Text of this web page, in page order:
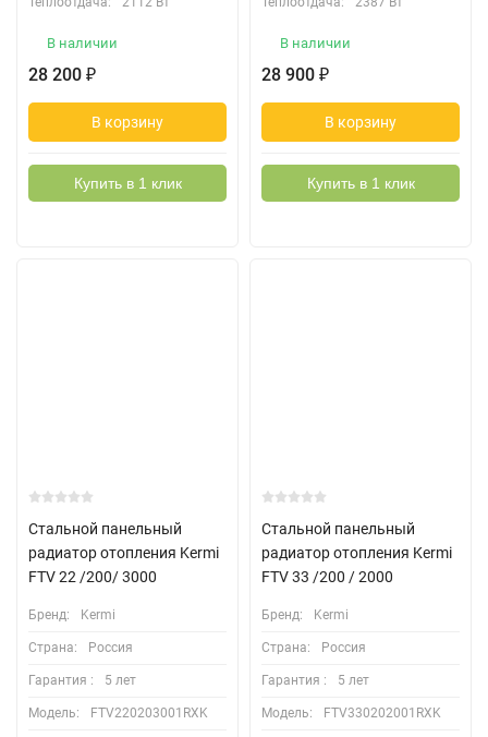
В наличии
28 200 ₽
В корзину
Купить в 1 клик
В наличии
28 900 ₽
В корзину
Купить в 1 клик
Стальной панельный
радиатор отопления Kermi
FTV 22 /200/ 3000
Бренд: Kermi
Страна: Россия
Гарантия : 5 лет
Модель: FTV220203001RXK
Стальной панельный
радиатор отопления Kermi
FTV 33 /200 / 2000
Бренд: Kermi
Страна: Россия
Гарантия : 5 лет
Модель: FTV330202001RXK